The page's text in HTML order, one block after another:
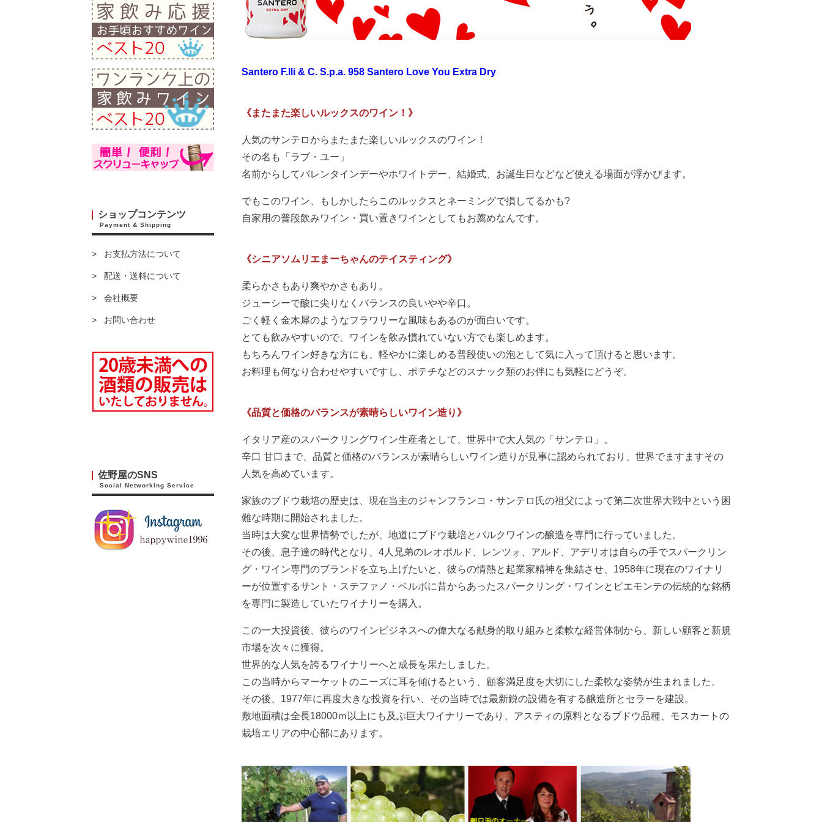
ショップコンテンツ
Payment & Shipping
お支払方法について
配送・送料について
会社概要
お問い合わせ
佐野屋のSNS
Social Networking Service
Santero F.lli & C. S.p.a. 958 Santero Love You Extra Dry
《またまた楽しいルックスのワイン！》
人気のサンテロからまたまた楽しいルックスのワイン！
その名も「ラブ・ユー」
名前からしてバレンタインデーやホワイトデー、結婚式、お誕生日などなど使える場面が浮かびます。
でもこのワイン、もしかしたらこのルックスとネーミングで損してるかも?
自家用の普段飲みワイン・買い置きワインとしてもお薦めなんです。
《シニアソムリエまーちゃんのテイスティング》
柔らかさもあり爽やかさもあり。
ジューシーで酸に尖りなくバランスの良いやや辛口。
ごく軽く金木犀のようなフラワリーな風味もあるのが面白いです。
とても飲みやすいので、ワインを飲み慣れていない方でも楽しめます。
もちろんワイン好きな方にも、軽やかに楽しめる普段使いの泡として気に入って頂けると思います。
お料理も何なり合わせやすいですし、ポテチなどのスナック類のお伴にも気軽にどうぞ。
《品質と価格のバランスが素晴らしいワイン造り》
イタリア産のスパークリングワイン生産者として、世界中で大人気の「サンテロ」。
辛口 甘口まで、品質と価格のバランスが素晴らしいワイン造りが見事に認められており、世界でますますその
人気を高めています。
家族のブドウ栽培の歴史は、現在当主のジャンフランコ・サンテロ氏の祖父によって第二次世界大戦中という困
難な時期に開始されました。
当時は大変な世界情勢でしたが、地道にブドウ栽培とバルクワインの醸造を専門に行っていました。
その後、息子達の時代となり、4人兄弟のレオポルド、レンツォ、アルド、アデリオは自らの手でスパークリン
グ・ワイン専門のブランドを立ち上げたいと、彼らの情熱と起業家精神を集結させ、1958年に現在のワイナリ
ーが位置するサント・ステファノ・ベルボに昔からあったスパークリング・ワインとピエモンテの伝統的な銘柄
を専門に製造していたワイナリーを購入。
この一大投資後、彼らのワインビジネスへの偉大なる献身的取り組みと柔軟な経営体制から、新しい顧客と新規
市場を次々に獲得。
世界的な人気を誇るワイナリーへと成長を果たしました。
この当時からマーケットのニーズに耳を傾けるという、顧客満足度を大切にした柔軟な姿勢が生まれました。
その後、1977年に再度大きな投資を行い、その当時では最新鋭の設備を有する醸造所とセラーを建設。
敷地面積は全長18000ｍ以上にも及ぶ巨大ワイナリーであり、アスティの原料となるブドウ品種、モスカートの
栽培エリアの中心部にあります。